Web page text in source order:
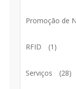
Promoção de
RFID (1)
Serviços (28)